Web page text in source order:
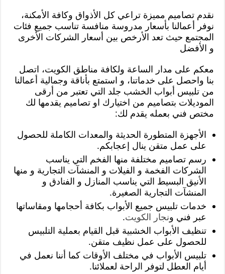
نقدم تصاميم مميزة تراعي كل الأذواق وكافة الأمكنة،
نوفر أعمالنا بأسعار مدروسة منافسة تناسب جميع فئات
المجتمع حيث تعد الأرخص بين أسعار الشركات الأخرى
و الأفضل
معكم على مدار الساعة ولكافة مناطق الكويت، اتصل
بنا واحصل على خدماتنا، و استمتع بأناقة وجمالية أعمالنا
من تلبيس أبواب الخشب جلد التي تعتبر من أرقى
الموديلات بتصاميم من اختيارك او تصاميم يقدمها لك
مختص فني بعمله يقدم لك:
الأجهزة المتطورة الحديثة والمعدات الكاملة للحصول
على عمل متقن ينال إعجابكم.
رسم تصاميم مختلفة منها الفخم التي يناسب
الشركات الفخمة و الفيلات و المنشآت التجارية و منها
الأنيق البسيط التي يناسب المنازل و الفنادق و
المنشآت التجارية الصغيرة.
خدمات تلبيس جميع الأبواب بكافة أحجامها ومقاساتها
عبر فني ونجار الكويت.
تنظيف الأبواب الخشبية قبل القيام بعملية التلبيس
للحصول على عمل نظيف متقن.
تلبيس الأبواب في مختلف الأوقات كما أننا نعمل في
أيام العطل لتوفر الراحة لعملائنا.